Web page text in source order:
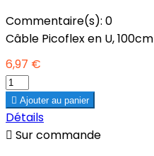
Commentaire(s): 0
Câble Picoflex en U, 100cm
6,97 €
 Ajouter au panier
Détails
 Sur commande